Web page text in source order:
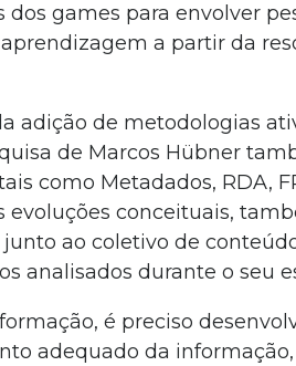
dos games para envolver
a partir da
adição de metodologias
de Marcos Hübner
como Metadados, RDA,
evoluções conceituais,
ao coletivo de
analisados durante o seu
é preciso
adequado da